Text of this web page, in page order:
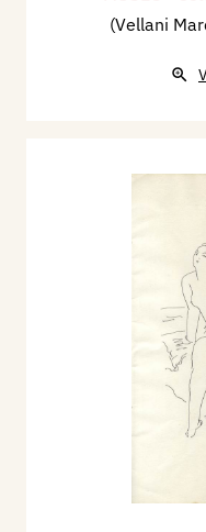
(Vellani